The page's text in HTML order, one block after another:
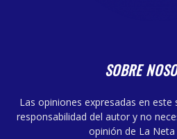
SOBRE
Las opiniones expresadas en
responsabilidad del autor y no
opinión de La Neta